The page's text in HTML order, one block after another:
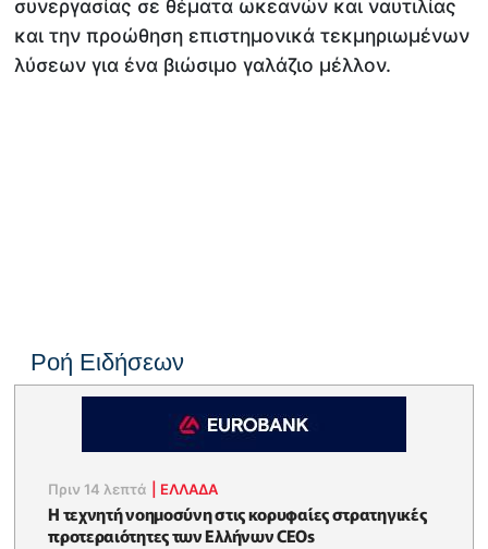
συνεργασίας σε θέματα ωκεανών και ναυτιλίας
και την προώθηση επιστημονικά τεκμηριωμένων
λύσεων για ένα βιώσιμο γαλάζιο μέλλον.
Ροή Ειδήσεων
Πριν 14 λεπτά ΕΛΛΆΔΑ
Η τεχνητή νοημοσύνη στις κορυφαίες στρατηγικές
προτεραιότητες των Ελλήνων CEOs